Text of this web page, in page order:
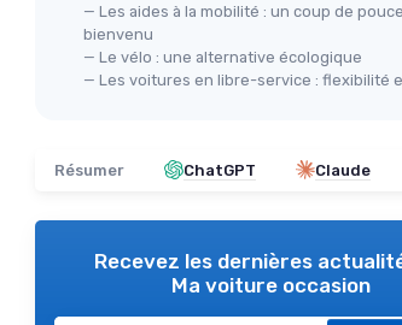
— Les aides à la mobilité : un coup de pouce
bienvenu
— Le vélo : une alternative écologique
— Les voitures en libre-service : flexibilité
Résumer ChatGPT Claude
Recevez les dernières
Ma voiture occasion